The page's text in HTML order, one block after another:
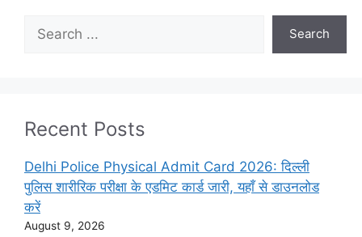
Search
Recent Posts
Delhi Police Physical Admit Card 2026: दिल्ली
पुलिस शारीरिक परीक्षा के एडमिट कार्ड जारी, यहाँ से डाउनलोड
करें
August 9, 2026